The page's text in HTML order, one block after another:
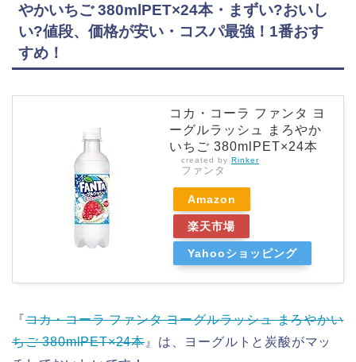
やかいちご 380mlPET×24本・まずい?おいし
い?値段、価格が安い・コスパ最強！1番おす
すめ！
コカ・コーラ ファンタ ヨ
ーグルラッシュ まろやか
いちご 380mlPET×24本
created by Rinker
ファンタ
Amazon
楽天市場
Yahooショッピング
『コカ・コーラ ファンタ ヨーグルラッシュ まろやかい
ちご 380mlPET×24本』は、ヨーグルトと炭酸がマッ